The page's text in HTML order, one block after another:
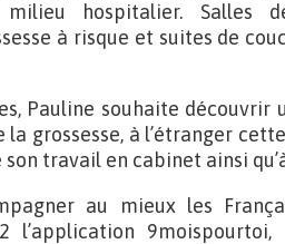
hospitalier. Salles de
à risque et suites de
Pauline souhaite découvrir
grossesse, à l’étranger
travail en cabinet ainsi
au mieux les
l’application